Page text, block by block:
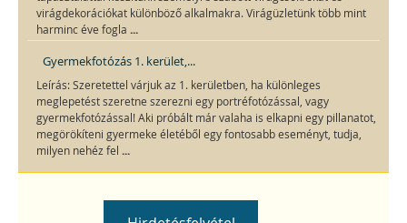
virágdekorációkat különböző alkalmakra. Virágüzletünk több mint
harminc éve fogla ...
Gyermekfotózás 1. kerület,...
Leírás: Szeretettel várjuk az 1. kerületben, ha különleges
meglepetést szeretne szerezni egy portréfotózással, vagy
gyermekfotózással! Aki próbált már valaha is elkapni egy pillanatot,
megörökíteni gyermeke életéből egy fontosabb eseményt, tudja,
milyen nehéz fel ...